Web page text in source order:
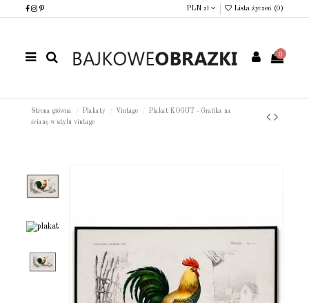
PLN zł Lista życzeń (0 )
0
Strona główna Plakaty Vintage
Plakat KOGUT - Grafika na
ścianę w stylu vintage